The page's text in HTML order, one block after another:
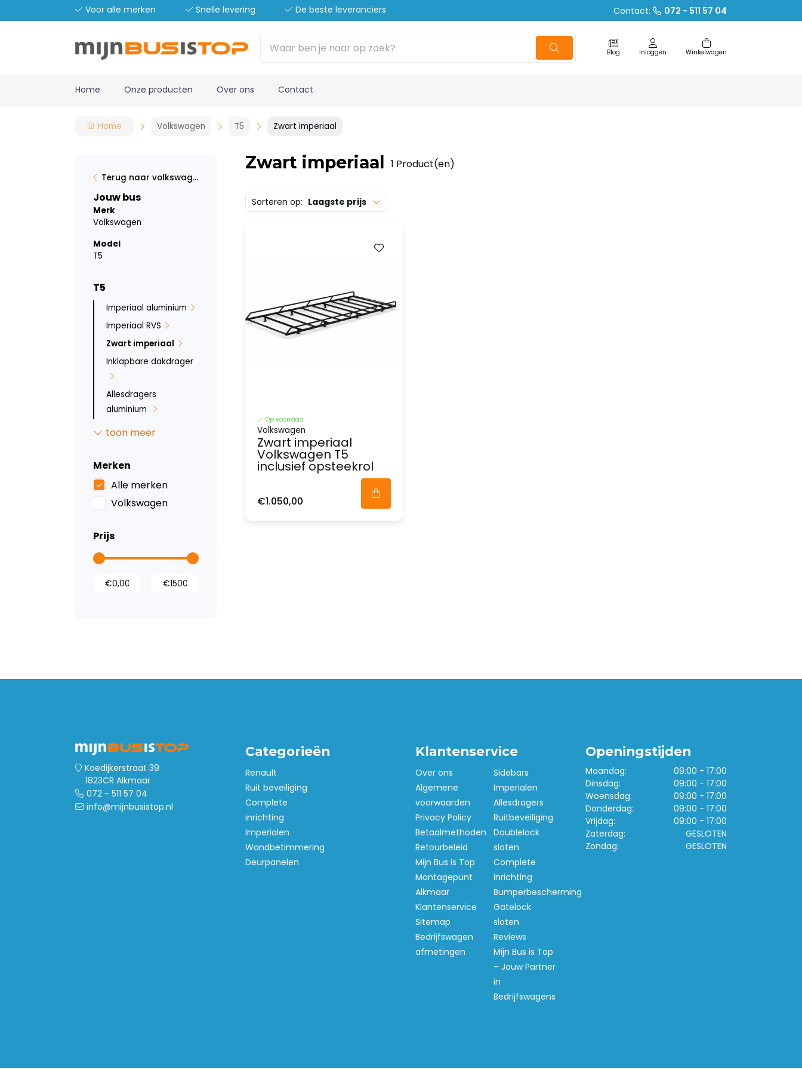
Voor alle merken Snelle levering De beste leveranciers Contact: 072 - 511 57 04
Blog Inloggen Winkelwagen
Home Onze producten Over ons Contact
Home Volkswagen T5 Zwart imperiaal
Terug naar volkswagen
Jouw bus
Merk
Volkswagen
Model
T5
T5
Imperiaal aluminium
Imperiaal RVS
Zwart imperiaal
Inklapbare dakdrager
Allesdragers
aluminium
Deurladders
Backbar
Ruit beveiliging
Bumperbescherming
Led verlichting
Wandbetimmering
toon meer
Merken
Alle merken
Volkswagen
Prijs
Zwart imperiaal 1 Product(en)
Sorteren op: Laagste prijs
Op voorraad
Volkswagen
Zwart imperiaal
Volkswagen T5
inclusief opsteekrol
€1.050,00
Koedijkerstraat 39
1823CR Alkmaar
072 - 511 57 04
info@mijnbusistop.nl
Categorieën
Renault
Ruit beveiliging
Complete
inrichting
Imperialen
Wandbetimmering
Deurpanelen
Klantenservice
Over ons
Algemene
voorwaarden
Privacy Policy
Betaalmethoden
Retourbeleid
Mijn Bus is Top
Montagepunt
Alkmaar
Klantenservice
Sitemap
Bedrijfswagen
afmetingen
Sidebars
Imperialen
Allesdragers
Ruitbeveiliging
Doublelock
sloten
Complete
inrichting
Bumperbescherming
Gatelock
sloten
Reviews
Mijn Bus is Top
– Jouw Partner
in
Bedrijfswagens
Openingstijden
Maandag:
09:00 - 17:00
Dinsdag:
09:00 - 17:00
Woensdag:
09:00 - 17:00
Donderdag:
09:00 - 17:00
Vrijdag:
09:00 - 17:00
Zaterdag:
GESLOTEN
Zondag:
GESLOTEN